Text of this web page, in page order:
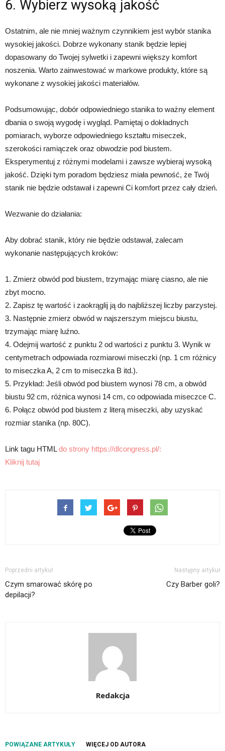
6. Wybierz wysoką jakość
Ostatnim, ale nie mniej ważnym czynnikiem jest wybór stanika
wysokiej jakości. Dobrze wykonany stanik będzie lepiej
dopasowany do Twojej sylwetki i zapewni większy komfort
noszenia. Warto zainwestować w markowe produkty, które są
wykonane z wysokiej jakości materiałów.
Podsumowując, dobór odpowiedniego stanika to ważny element
dbania o swoją wygodę i wygląd. Pamiętaj o dokładnych
pomiarach, wyborze odpowiedniego kształtu miseczek,
szerokości ramiączek oraz obwodzie pod biustem.
Eksperymentuj z różnymi modelami i zawsze wybieraj wysoką
jakość. Dzięki tym poradom będziesz miała pewność, że Twój
stanik nie będzie odstawał i zapewni Ci komfort przez cały dzień.
Wezwanie do działania:
Aby dobrać stanik, który nie będzie odstawał, zalecam
wykonanie następujących kroków:
1. Zmierz obwód pod biustem, trzymając miarę ciasno, ale nie
zbyt mocno.
2. Zapisz tę wartość i zaokrąglij ją do najbliższej liczby parzystej.
3. Następnie zmierz obwód w najszerszym miejscu biustu,
trzymając miarę luźno.
4. Odejmij wartość z punktu 2 od wartości z punktu 3. Wynik w
centymetrach odpowiada rozmiarowi miseczki (np. 1 cm różnicy
to miseczka A, 2 cm to miseczka B itd.).
5. Przykład: Jeśli obwód pod biustem wynosi 78 cm, a obwód
biustu 92 cm, różnica wynosi 14 cm, co odpowiada miseczce C.
6. Połącz obwód pod biustem z literą miseczki, aby uzyskać
rozmiar stanika (np. 80C).
Link tagu HTMLdo strony https://dlcongress.pl/:
Kliknij tutaj
Poprzedni artykuł
Czym smarować skórę po
depilacji?
Następny artykuł
Czy Barber goli?
Redakcja
POWIĄZANE ARTYKUŁY WIĘCEJ OD AUTORA